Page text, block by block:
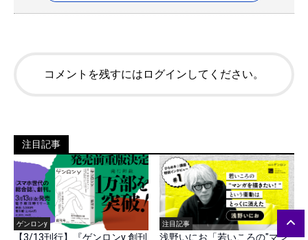
コメントを残すにはログインしてください。
注目記事
ゲンロンy
【3/13刊行】『ゲンロンy 創刊
注目記事
浅野いにお「若いころの"マン